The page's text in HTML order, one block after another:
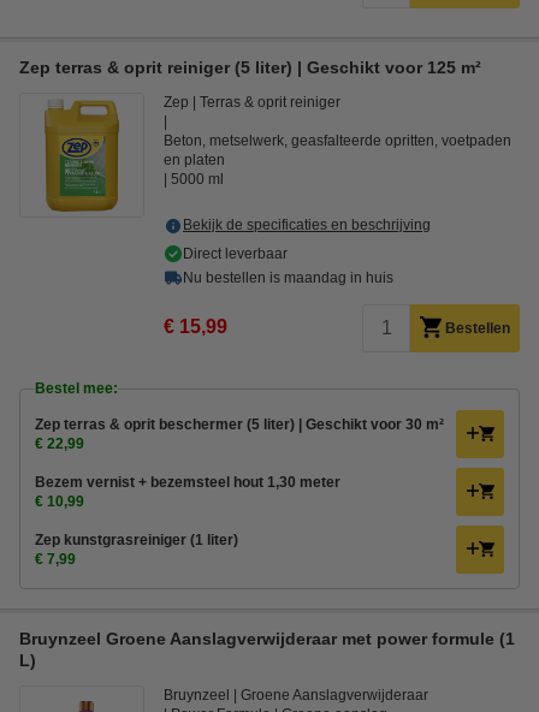
Zep terras & oprit reiniger (5 liter) | Geschikt voor 125 m²
Zep Terras & oprit reiniger
Beton, metselwerk, geasfalteerde opritten, voetpaden
en platen
5000 ml
Bekijk de specificaties en beschrijving
Direct leverbaar
Nu bestellen is maandag in huis
€ 15,99 Bestellen
Bestel mee:
Zep terras & oprit beschermer (5 liter) | Geschikt voor 30 m²
€ 22,99
Bezem vernist + bezemsteel hout 1,30 meter
€ 10,99
Zep kunstgrasreiniger (1 liter)
€ 7,99
Bruynzeel Groene Aanslagverwijderaar met power formule (1
L)
Bruynzeel
Groene Aanslagverwijderaar